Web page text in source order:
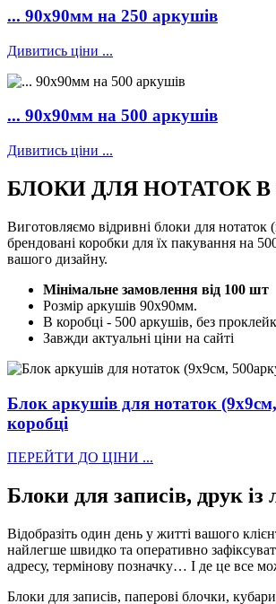
... 90х90мм на 250 аркушів
Дивитись ціни ...
... 90х90мм на 500 аркушів
Дивитись ціни ...
БЛОКИ ДЛЯ НОТАТОК В
Виготовляємо відривні блоки для нотаток
брендовані коробки для їх пакування на
вашого дизайну.
Мінімальне замовлення від 100 шт
Розмір аркушів 90х90мм.
В коробці - 500 аркушів, без
Завжди актуальні ціни на сайті
Блок аркушів для нотаток
коробці
ПЕРЕЙТИ ДО ЦІНИ ...
Блоки для записів, друк із
Відобразіть один день у житті вашого
найлегше швидко та оперативно
адресу, термінову позначку… І де це все
Блоки для записів, паперові блочки,